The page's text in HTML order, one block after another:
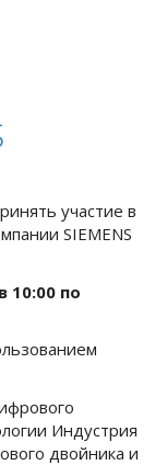
участие в
SIEMENS
10:00 по
Индустрия
двойника и